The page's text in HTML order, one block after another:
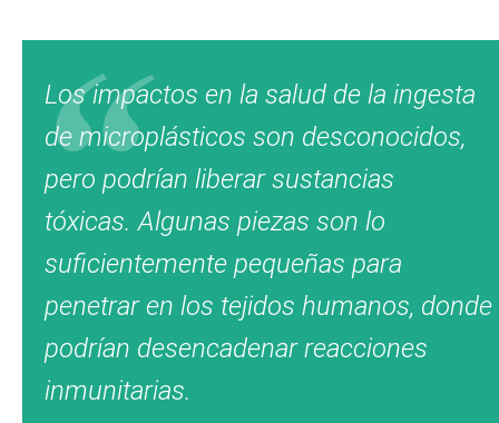
Los impactos en la salud de la ingesta
de microplásticos son desconocidos,
pero podrían liberar sustancias
tóxicas. Algunas piezas son lo
suficientemente pequeñas para
penetrar en los tejidos humanos, donde
podrían desencadenar reacciones
inmunitarias.